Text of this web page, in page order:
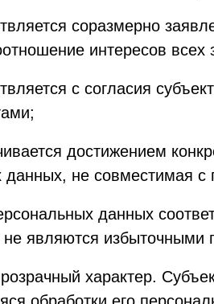
соразмерно
интересов всех
с согласия
достижением
данных, не совместимая
данных
являются избыточными
характер.